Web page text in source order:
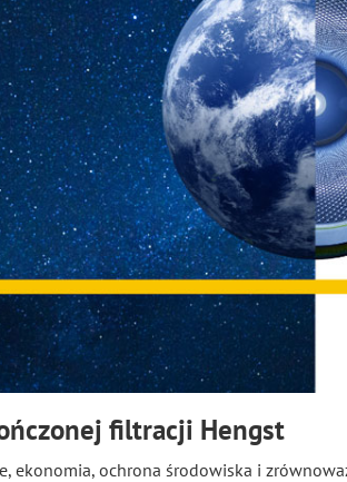
filtracji Hengst
ekonomia, ochrona środowiska i